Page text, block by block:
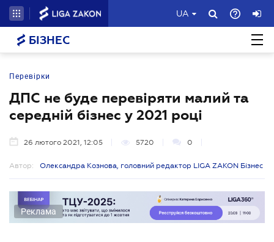
UA
БІЗНЕС
Перевірки
ДПС не буде перевіряти малий та
середній бізнес у 2021 році
26 лютого 2021, 12:05 5720 0
Автор: Олександра Кознова, головний редактор LIGA ZAKON Бізнес
Реклама